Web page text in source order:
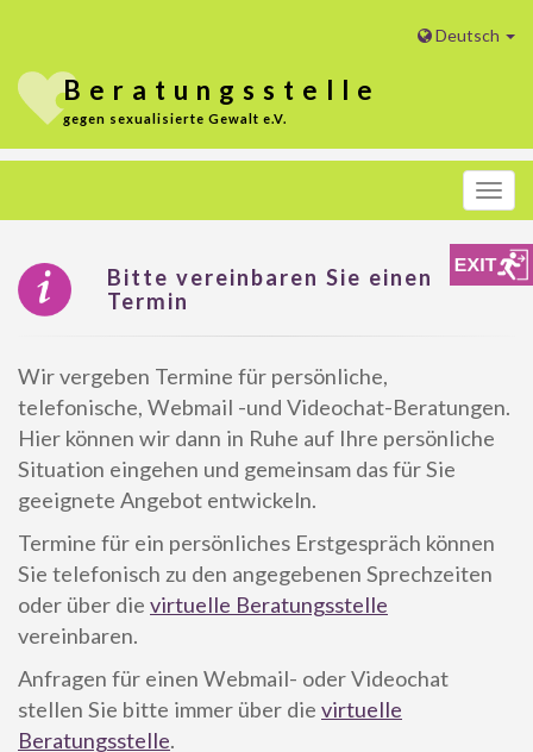
Deutsch
Beratungs stelle
gegen sexualisierte Gewalt e.V.
Menü
Bitte vereinbaren Sie einen
Termin
Wir vergeben Termine für persönliche,
telefonische, Webmail -und Videochat-Beratungen.
Hier können wir dann in Ruhe auf Ihre persönliche
Situation eingehen und gemeinsam das für Sie
geeignete Angebot entwickeln.
Termine für ein persönliches Erstgespräch können
Sie telefonisch zu den angegebenen Sprechzeiten
oder über die virtuelle Beratungsstelle
vereinbaren.
Anfragen für einen Webmail- oder Videochat
stellen Sie bitte immer über die virtuelle
Beratungsstelle.